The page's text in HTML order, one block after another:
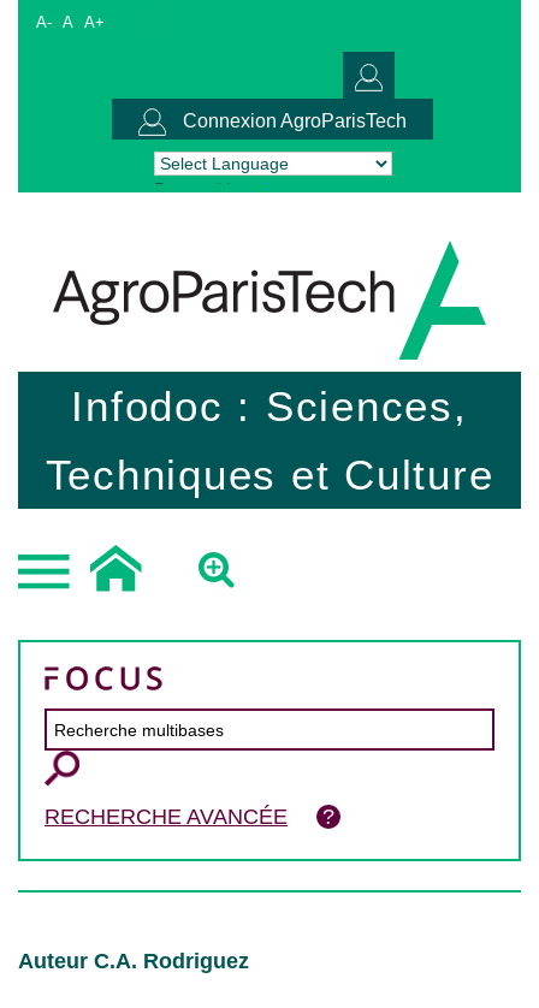
A- A A+
Connexion AgroParisTech
Powered by Translate
Infodoc : Sciences,
Techniques et Culture
RECHERCHE AVANCÉE
Auteur C.A. Rodriguez